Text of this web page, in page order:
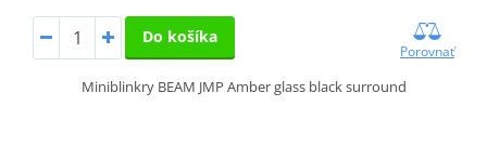
Do košíka
Porovnať
Miniblinkry BEAM JMP Amber glass black surround